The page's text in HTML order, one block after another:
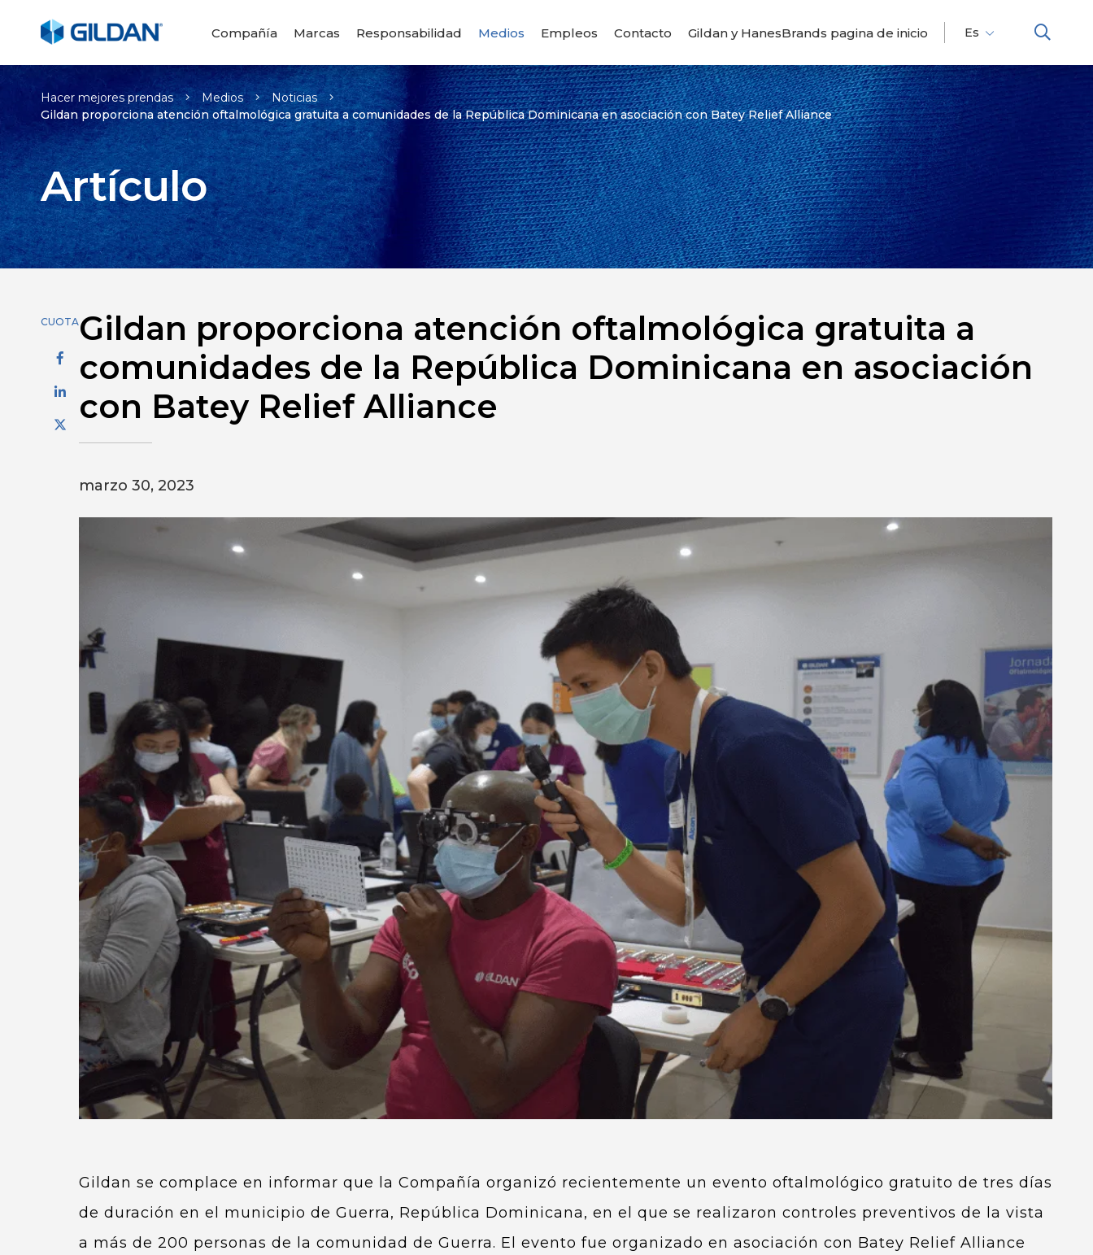
Compañía Marcas Responsabilidad Medios Empleos Contacto Gildan y HanesBrands pagina de inicio
Es
En
Hacer mejores prendas Medios
Noticias
Gildan proporciona atención oftalmológica gratuita a comunidades de la República Dominicana en asociación con Batey Relief Alliance
Artículo
CUOTAGildan proporciona atención oftalmológica gratuita a
comunidades de la República Dominicana en asociación
con Batey Relief Alliance
marzo 30, 2023
Gildan se complace en informar que la Compañía organizó recientemente un evento oftalmológico gratuito de tres días
de duración en el municipio de Guerra, República Dominicana, en el que se realizaron controles preventivos de la vista
a más de 200 personas de la comunidad de Guerra. El evento fue organizado en asociación con Batey Relief Alliance